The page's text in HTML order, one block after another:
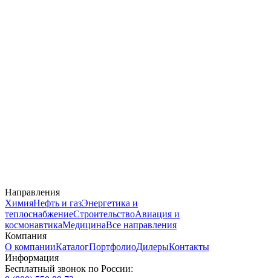
Направления
ХимияНефть и газЭнергетика и
теплоснабжениеСтроительствоАвиация и
космонавтикаМедицинаВсе направления
Компания
О компанииКаталогПортфолиоДилерыКонтакты
Информация
Бесплатный звонок по России: